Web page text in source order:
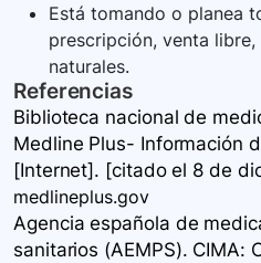
Está tomando o planea
prescripción, venta
naturales.
Referencias
Biblioteca nacional de
Medline Plus- Información
[Internet]. [citado el 8 de
medlineplus.gov
Agencia española de
sanitarios (AEMPS). CIMA: